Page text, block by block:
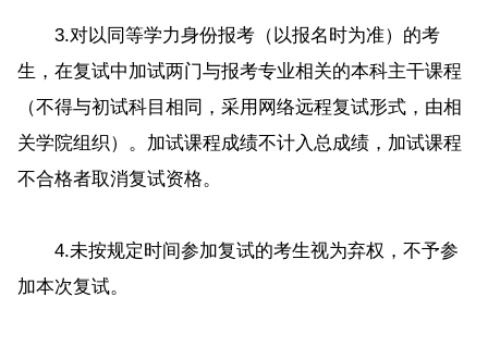
3.对以同等学力身份报考（以报名时为准）的考
生，在复试中加试两门与报考专业相关的本科主干课程
（不得与初试科目相同，采用网络远程复试形式，由相
关学院组织）。加试课程成绩不计入总成绩，加试课程
不合格者取消复试资格。
4.未按规定时间参加复试的考生视为弃权，不予参
加本次复试。